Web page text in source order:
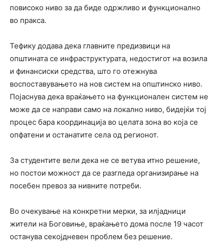
повисоко ниво за да биде одржливо и функционално
во пракса.
Тефику додава дека главните предизвици на
општината се инфраструктурата, недостигот на возила
и финансиски средства, што го отежнува
воспоставувањето на нов систем на општинско ниво.
Појаснува дека враќањето на функционален систем не
може да се направи само на локално ниво, бидејќи тој
процес бара координација во целата зона во која се
опфатени и останатите села од регионот.
За студентите вели дека не се ветува итно решение,
но постои можност да се разгледа организирање на
посебен превоз за нивните потреби.
Во очекување на конкретни мерки, за илјадници
жители на Боговиње, враќањето дома после 19 часот
останува секојдневен проблем без решение.